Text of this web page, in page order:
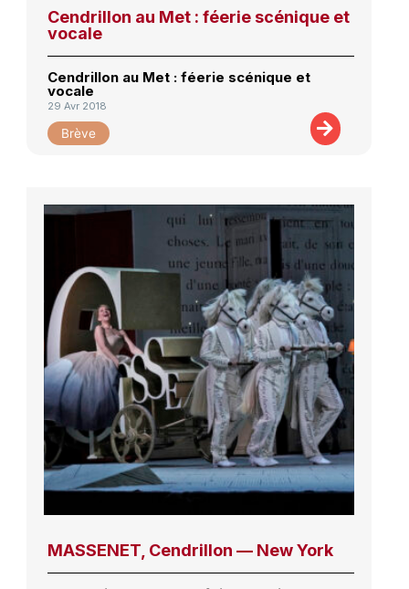
Cendrillon au Met : féerie scénique et
vocale
Cendrillon au Met : féerie scénique et
vocale
29 Avr 2018
Brève
MASSENET, Cendrillon — New York